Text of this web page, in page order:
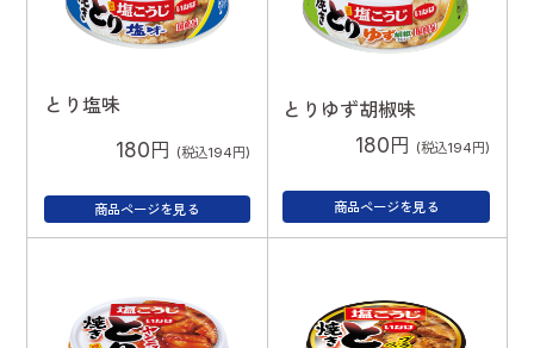
とり塩味
180円 (税込194円)
商品ページを見る
とりゆず胡椒味
180円 (税込194円)
商品ページを見る